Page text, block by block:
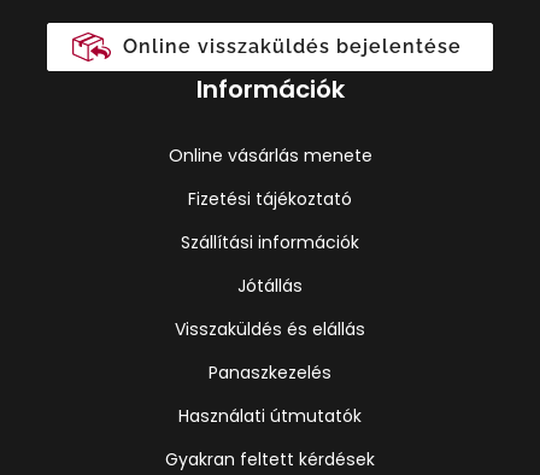
Online visszaküldés bejelentése
Információk
Online vásárlás menete
Fizetési tájékoztató
Szállítási információk
Jótállás
Visszaküldés és elállás
Panaszkezelés
Használati útmutatók
Gyakran feltett kérdések